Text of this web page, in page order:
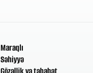
Maraqlı
Səhiyyə